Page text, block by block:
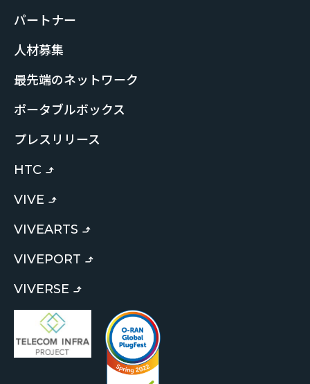
パートナー
人材募集
最先端のネットワーク
ポータブルボックス
プレスリリース
HTC
VIVE
VIVEARTS
VIVEPORT
VIVERSE